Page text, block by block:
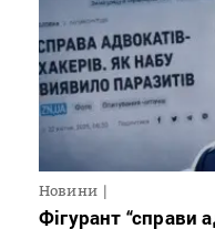
Новини
Фігурант “справи